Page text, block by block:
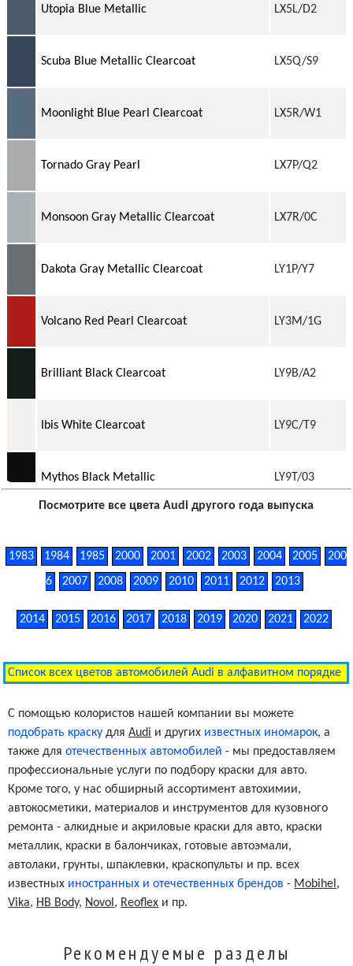
Utopia Blue Metallic LX5L/D2
Scuba Blue Metallic Clearcoat LX5Q/S9
Moonlight Blue Pearl Clearcoat LX5R/W1
Tornado Gray Pearl LX7P/Q2
Monsoon Gray Metallic Clearcoat LX7R/0C
Dakota Gray Metallic Clearcoat LY1P/Y7
Volcano Red Pearl Clearcoat LY3M/1G
Brilliant Black Clearcoat LY9B/A2
Ibis White Clearcoat LY9C/T9
Mythos Black Metallic LY9T/03
Посмотрите все цвета Audi другого года выпуска
1983 1984 1985 2000 2001 2002 2003 2004 2005
200
6
2007 2008 2009 2010 2011 2012 2013
2014 2015 2016 2017 2018 2019 2020 2021 2022
Список всех цветов автомобилей Audi в алфавитном порядке
С помощью колористов нашей компании вы можете
подобрать краску дляAudi и других известных иномарок, а
также дляотечественных автомобилей - мы предоставляем
профессиональные услуги по подбору краски для авто.
Кроме того, у нас обширный ассортимент автохимии,
автокосметики, материалов и инструментов для кузовного
ремонта - алкидные и акриловые краски для авто, краски
металлик, краски в балончиках, готовые автоэмали,
автолаки, грунты, шпаклевки, краскопульты и пр. всех
известных иностранных и отечественных брендов - Mobihel ,
Vika, HB Body, Novol , Reoflex и пр.
Рекомендуемые разделы